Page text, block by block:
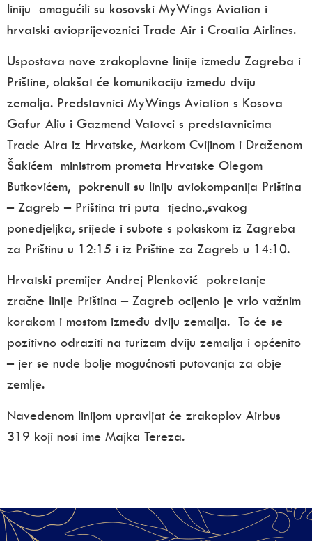
liniju omogućili su kosovski MyWings Aviation i
hrvatski avioprijevoznici Trade Air i Croatia Airlines.
Uspostava nove zrakoplovne linije između Zagreba i
Prištine, olakšat će komunikaciju između dviju
zemalja. Predstavnici MyWings Aviation s Kosova
Gafur Aliu i Gazmend Vatovci s predstavnicima
Trade Aira iz Hrvatske, Markom Cvijinom i Draženom
Šakićem ministrom prometa Hrvatske Olegom
Butkovićem, pokrenuli su liniju aviokompanija Priština
– Zagreb – Priština tri puta tjedno.,svakog
ponedjeljka, srijede i subote s polaskom iz Zagreba
za Prištinu u 12:15 i iz Prištine za Zagreb u 14:10.
Hrvatski premijer Andrej Plenković pokretanje
zračne linije Priština – Zagreb ocijenio je vrlo važnim
korakom i mostom između dviju zemalja. To će se
pozitivno odraziti na turizam dviju zemalja i općenito
– jer se nude bolje mogućnosti putovanja za obje
zemlje.
Navedenom linijom upravljat će zrakoplov Airbus
319 koji nosi ime Majka Tereza.